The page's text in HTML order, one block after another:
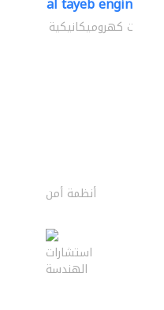
كهروميكانيكية
أنظمة أمن
استشارات
الهندسة